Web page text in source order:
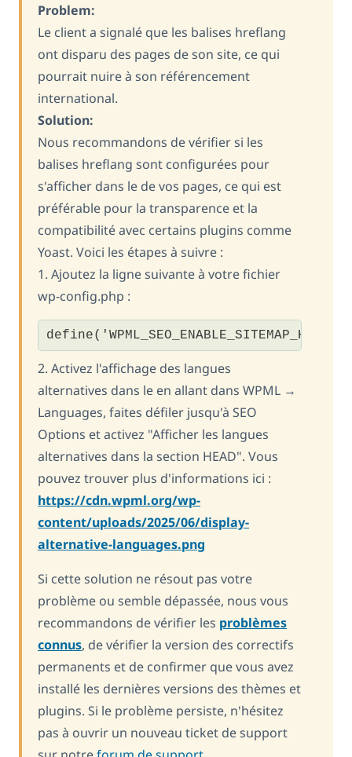
Problem:
Le client a signalé que les balises hreflang
ont disparu des pages de son site, ce qui
pourrait nuire à son référencement
international.
Solution:
Nous recommandons de vérifier si les
balises hreflang sont configurées pour
s'afficher dans le de vos pages, ce qui est
préférable pour la transparence et la
compatibilité avec certains plugins comme
Yoast. Voici les étapes à suivre :
1. Ajoutez la ligne suivante à votre fichier
wp-config.php :
2. Activez l'affichage des langues
alternatives dans le en allant dans WPML →
Languages, faites défiler jusqu'à SEO
Options et activez "Afficher les langues
alternatives dans la section HEAD". Vous
pouvez trouver plus d'informations ici :
https://cdn.wpml.org/wp-
content/uploads/2025/06/display-
alternative-languages.png
Si cette solution ne résout pas votre
problème ou semble dépassée, nous vous
recommandons de vérifier les problèmes
connus, de vérifier la version des correctifs
permanents et de confirmer que vous avez
installé les dernières versions des thèmes et
plugins. Si le problème persiste, n'hésitez
pas à ouvrir un nouveau ticket de support